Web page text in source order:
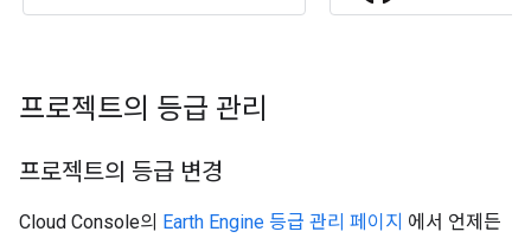
프로젝트의 등급 관리
프로젝트의 등급 변경
Cloud Console의 Earth Engine 등급 관리 페이지 에서 언제든